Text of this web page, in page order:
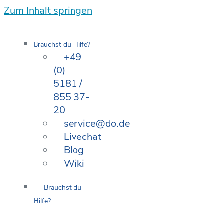
Zum Inhalt springen
Brauchst du Hilfe?
+49
(0)
5181 /
855 37-
20
service@do.de
Livechat
Blog
Wiki
Brauchst du
Hilfe?